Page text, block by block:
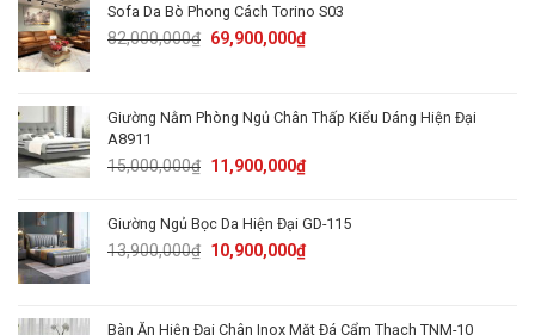
Sofa Da Bò Phong Cách Torino S03
82,000,000₫ Original
82,000,000₫.
69,900,000₫Current
69,900,000₫.
Giường Nằm Phòng Ngủ Chân Thấp Kiểu Dáng Hiện Đại
A8911
15,000,000₫ Original
15,000,000₫.
11,900,000₫Current
11,900,000₫.
Giường Ngủ Bọc Da Hiện Đại GD-115
13,900,000₫ Original
10,900,000₫Current
10,900,000₫.
Bàn Ăn Hiện Đại Chân Inox Mặt Đá Cẩm Thạch TNM-10